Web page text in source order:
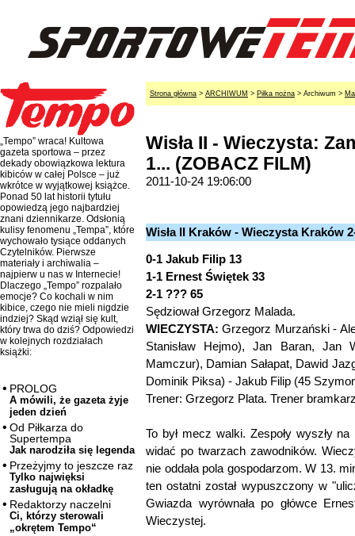
„Tempo” wraca! Kultowa
gazeta sportowa – przez
dekady obowiązkowa lektura
kibiców w całej Polsce – już
wkrótce w wyjątkowej książce.
Ponad 50 lat historii tytułu
opowiedzą jego najbardziej
znani dziennikarze. Odsłonią
kulisy fenomenu „Tempa”, które
wychowało tysiące oddanych
Czytelników. Pierwsze
materiały i archiwalia –
najpierw u nas w Internecie!
Dlaczego „Tempo” rozpalało
emocje? Co kochali w nim
kibice, czego nie mieli nigdzie
indziej? Skąd wziął się kult,
który trwa do dziś? Odpowiedzi
w kolejnych rozdziałach
książki:
PROLOG
A mówili, że gazeta żyje
jeden dzień
Od Piłkarza do
Supertempa
Jak narodziła się legenda
Przeżyjmy to jeszcze raz
Tylko najwięksi
zasługują na okładkę
Redaktorzy naczelni
Ci, którzy sterowali
„okrętem Tempo“
Strona główna > ARCHIWUM > Piłka nożna > Archiwum >
Wisła II - Wieczysta:
1... (ZOBACZ FILM)
2011-10-24 19:06:00
Wisła II Kraków - Wieczysta Kraków
0-1 Jakub Filip 13
1-1 Ernest Świętek 33
2-1 ??? 65
Sędziował Grzegorz Malada.
WIECZYSTA: Grzegorz Murzański -
Stanisław Hejmo), Jan Baran, Jan
Mamczur), Damian Sałapat, Dawid
Dominik Piksa) - Jakub Filip (45
Trener: Grzegorz Plata. Trener
To był mecz walki. Zespoły wyszły
widać po twarzach zawodników.
nie oddała pola gospodarzom. W 13.
ten ostatni został wypuszczony w
Gwiazda wyrównała po główce
Wieczystej.